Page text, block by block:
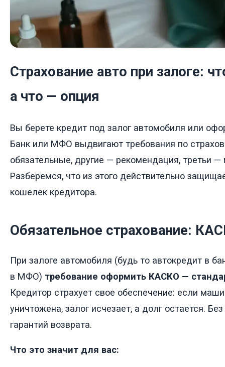
Страхование авто при залоге:
а что — опция
Вы берете кредит под залог автомобиля или
Банк или МФО выдвигают требования по
обязательные, другие — рекомендация, третьи —
Разберемся, что из этого действительно
кошелек кредитора.
Обязательное страхование:
При залоге автомобиля (будь то автокредит в
в МФО) требование оформить КАСКО —
Кредитор страхует свое обеспечение: если
уничтожена, залог исчезает, а долг остается.
гарантий возврата.
Что это значит для вас: